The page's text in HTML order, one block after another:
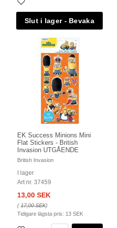
EK Success Minions Mini
Flat Stickers - British
Invasion UTGÅENDE
British Invasion
I lager
Art nr. 37459
13,00 SEK
(17,00 SEK)
Tidigare lägsta pris: 13 SEK